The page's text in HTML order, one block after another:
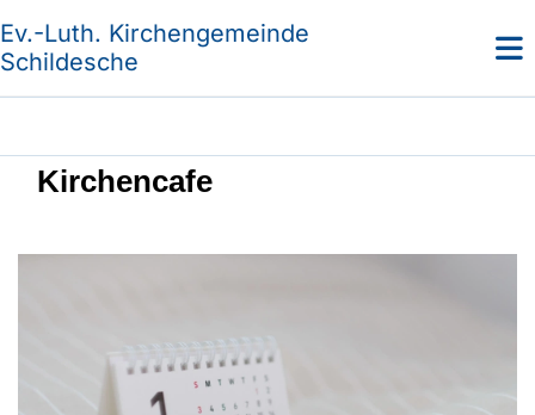
Ev.-Luth. Kirchengemeinde
Schildesche
Kirchencafe